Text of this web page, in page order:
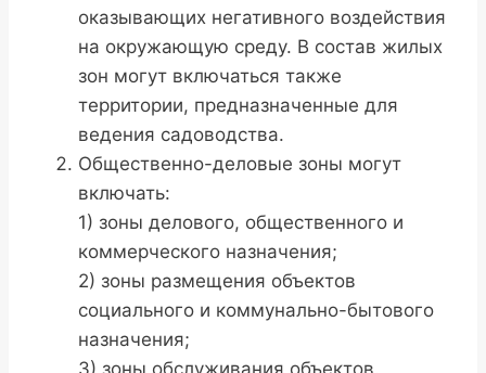
оказывающих негативного воздействия
на окружающую среду. В состав жилых
зон могут включаться также
территории, предназначенные для
ведения садоводства.
Общественно-деловые зоны могут
включать:
1) зоны делового, общественного и
коммерческого назначения;
2) зоны размещения объектов
социального и коммунально-бытового
назначения;
3) зоны обслуживания объектов,